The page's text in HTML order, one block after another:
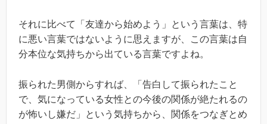
それに比べて「友達から始めよう」という言葉は、特
に悪い言葉ではないように思えますが、この言葉は自
分本位な気持ちから出ている言葉ですよね。
振られた男側からすれば、「告白して振られたこと
で、気になっている女性との今後の関係が絶たれるの
が怖いし嫌だ」という気持ちから、関係をつなぎとめ